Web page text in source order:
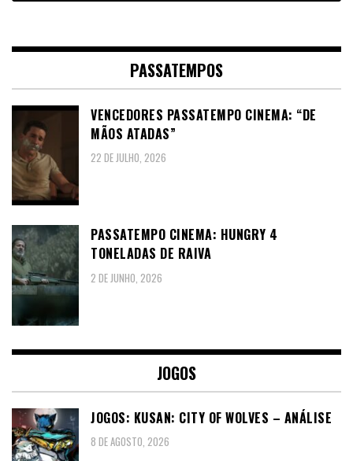
PASSATEMPOS
VENCEDORES PASSATEMPO CINEMA: “DE
MÃOS ATADAS”
22 DE JULHO, 2026
PASSATEMPO CINEMA: HUNGRY 4
TONELADAS DE RAIVA
2 DE JUNHO, 2026
JOGOS
JOGOS: KUSAN: CITY OF WOLVES – ANÁLISE
8 DE AGOSTO, 2026